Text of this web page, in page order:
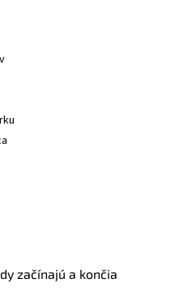
začínajú a končia